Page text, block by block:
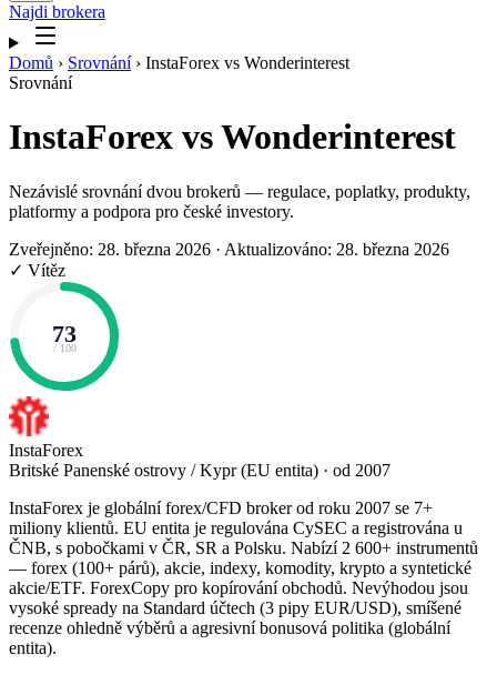
Najdi brokera
Domů › Srovnání › InstaForex vs Wonderinterest
Srovnání
InstaForex vsWonderinterest
Nezávislé srovnání dvou brokerů — regulace, poplatky, produkty,
platformy a podpora pro české investory.
Zveřejněno: 28. března 2026 · Aktualizováno: 28. března 2026
✓ Vítěz
73
/ 100
InstaForex
Britské Panenské ostrovy / Kypr (EU entita) · od 2007
InstaForex je globální forex/CFD broker od roku 2007 se 7+
miliony klientů. EU entita je regulována CySEC a registrována u
ČNB, s pobočkami v ČR, SR a Polsku. Nabízí 2 600+ instrumentů
— forex (100+ párů), akcie, indexy, komodity, krypto a syntetické
akcie/ETF. ForexCopy pro kopírování obchodů. Nevýhodou jsou
vysoké spready na Standard účtech (3 pipy EUR/USD), smíšené
recenze ohledně výběrů a agresivní bonusová politika (globální
entita).